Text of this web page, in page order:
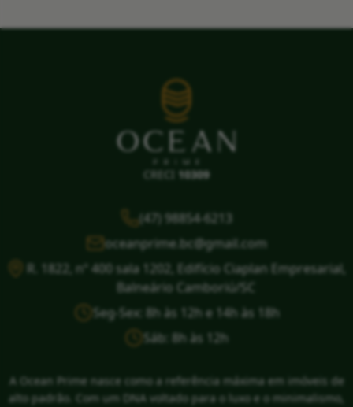
CRECI 10309
(47) 98854-6213
oceanprime.bc@gmail.com
R. 1822, nº 400 sala 1202, Edifício Ciaplan Empresarial,
Balneário Camboriú/SC
Seg-Sex: 8h às 12h e 14h às 18h
Sáb: 8h às 12h
A Ocean Prime nasce como a referência máxima em imóveis de
alto padrão. Com um DNA voltado para o luxo e o minimalismo,